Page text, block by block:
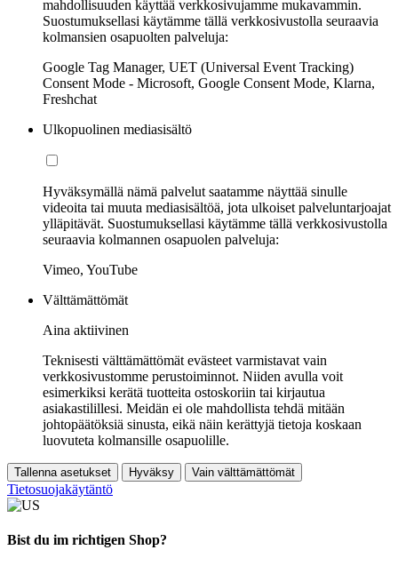
mahdollisuuden käyttää verkkosivujamme mukavammin.
Suostumuksellasi käytämme tällä verkkosivustolla seuraavia
kolmansien osapuolten palveluja:
Google Tag Manager, UET (Universal Event Tracking)
Consent Mode - Microsoft, Google Consent Mode, Klarna,
Freshchat
Ulkopuolinen mediasisältö
Hyväksymällä nämä palvelut saatamme näyttää sinulle
videoita tai muuta mediasisältöä, jota ulkoiset palveluntarjoajat
ylläpitävät. Suostumuksellasi käytämme tällä verkkosivustolla
seuraavia kolmannen osapuolen palveluja:
Vimeo, YouTube
Välttämättömät
Aina aktiivinen
Teknisesti välttämättömät evästeet varmistavat vain
verkkosivustomme perustoiminnot. Niiden avulla voit
esimerkiksi kerätä tuotteita ostoskoriin tai kirjautua
asiakastilillesi. Meidän ei ole mahdollista tehdä mitään
johtopäätöksiä sinusta, eikä näin kerättyjä tietoja koskaan
luovuteta kolmansille osapuolille.
Tallenna asetukset Hyväksy Vain välttämättömät
Tietosuojakäytäntö
Bist du im richtigen Shop?